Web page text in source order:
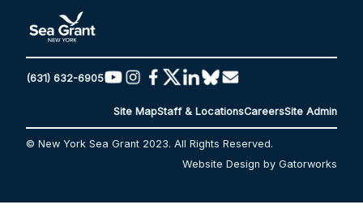
(631) 632-6905
Site MapStaff & LocationsCareersSite Admin
© New York Sea Grant 2023. All Rights Reserved.
Website Design by Gatorworks